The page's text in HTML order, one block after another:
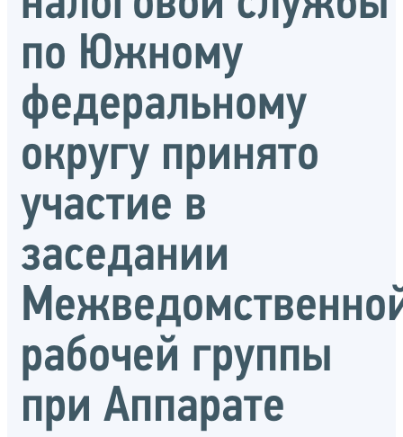
по Южному
федеральному
округу принято
участие в
заседании
рабочей группы
при Аппарате